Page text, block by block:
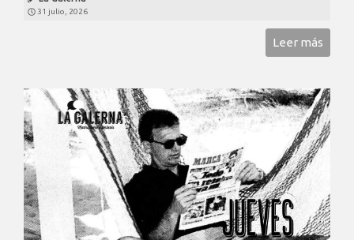
31 julio, 2026
Leer más